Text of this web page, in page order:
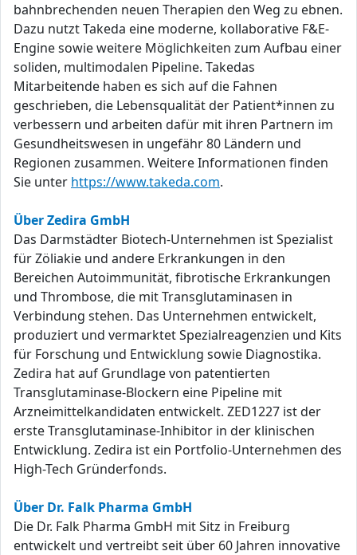
bahnbrechenden neuen Therapien den Weg zu ebnen.
Dazu nutzt Takeda eine moderne, kollaborative F&E-
Engine sowie weitere Möglichkeiten zum Aufbau einer
soliden, multimodalen Pipeline. Takedas
Mitarbeitende haben es sich auf die Fahnen
geschrieben, die Lebensqualität der Patient*innen zu
verbessern und arbeiten dafür mit ihren Partnern im
Gesundheitswesen in ungefähr 80 Ländern und
Regionen zusammen. Weitere Informationen finden
Sie unter https://www.takeda.com.
Über Zedira GmbH
Das Darmstädter Biotech-Unternehmen ist Spezialist
für Zöliakie und andere Erkrankungen in den
Bereichen Autoimmunität, fibrotische Erkrankungen
und Thrombose, die mit Transglutaminasen in
Verbindung stehen. Das Unternehmen entwickelt,
produziert und vermarktet Spezialreagenzien und Kits
für Forschung und Entwicklung sowie Diagnostika.
Zedira hat auf Grundlage von patentierten
Transglutaminase-Blockern eine Pipeline mit
Arzneimittelkandidaten entwickelt. ZED1227 ist der
erste Transglutaminase-Inhibitor in der klinischen
Entwicklung. Zedira ist ein Portfolio-Unternehmen des
High-Tech Gründerfonds.
Über Dr. Falk Pharma GmbH
Die Dr. Falk Pharma GmbH mit Sitz in Freiburg
entwickelt und vertreibt seit über 60 Jahren innovative